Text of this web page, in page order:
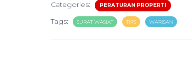
Categories: PERATURAN PROPERTI
Tags: SURAT WASIAT TIPS WARISAN